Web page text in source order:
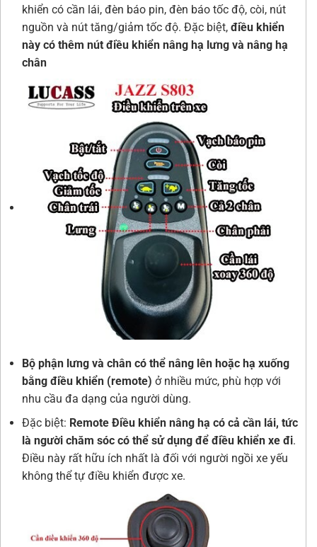
khiển có cần lái, đèn báo pin, đèn báo tốc độ, còi, nút
nguồn và nút tăng/giảm tốc độ. Đặc biệt, điều khiển
này có thêm nút điều khiển nâng hạ lưng và nâng hạ
chân
Bộ phận lưng và chân có thể nâng lên hoặc hạ xuống
bằng điều khiển (remote) ở nhiều mức, phù hợp với
nhu cầu đa dạng của người dùng.
Đặc biệt: Remote Điều khiển nâng hạ có cả cần lái, tức
là người chăm sóc có thể sử dụng để điều khiển xe đi.
Điều này rất hữu ích nhất là đối với người ngồi xe yếu
không thể tự điều khiển được xe.